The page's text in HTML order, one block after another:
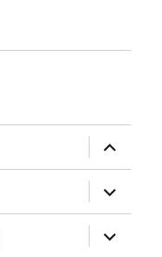
öffnen
öffnen
öffnen